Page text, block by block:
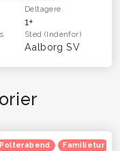
Deltagere
1+
Sted(Indenfor)
Aalborg SV
Polterabend Familietur